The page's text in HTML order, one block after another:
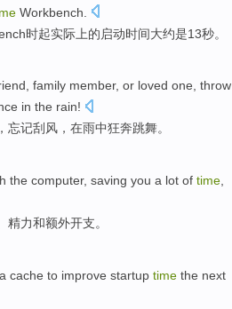
Workbench
时起实际上的启动时间大约是13秒。
, family member, or loved one, throw
in the rain!
， 忘记刮风， 在雨中狂奔跳舞。
the computer, saving you a lot of time
精力和额外开支。
cache to improve startup time the next